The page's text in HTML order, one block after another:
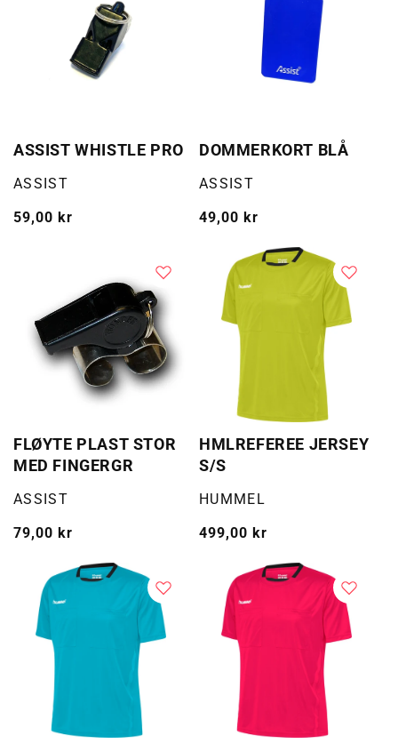
ASSIST WHISTLE PRO
Selger:
ASSIST
Vanlig
59,00 kr
DOMMERKORT BLÅ
Selger:
ASSIST
Vanlig
49,00 kr
FLØYTE PLAST STOR
MED FINGERGR
Selger:
ASSIST
Vanlig
79,00 kr
HMLREFEREE JERSEY
S/S
Selger:
HUMMEL
Vanlig
499,00 kr